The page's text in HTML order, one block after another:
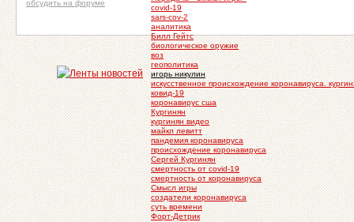
covid-19
sars-cov-2
аналитика
Билл Гейтс
биологическое оружие
воз
геополитика
игорь никулин
искусственное происхождение коронавируса.
ковид-19
коронавирус сша
Кургинян
кургинян видео
майкл левитт
пандемия коронавируса
происхождение коронавируса
Сергей Кургинян
смертность от covid-19
смертность от коронавируса
Смысл игры
создатели коронавируса
суть времени
Форт-Детрик
обсудить на форуме